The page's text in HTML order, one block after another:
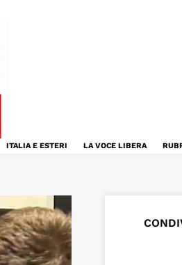
ITALIA E ESTERI LA VOCE LIBERA